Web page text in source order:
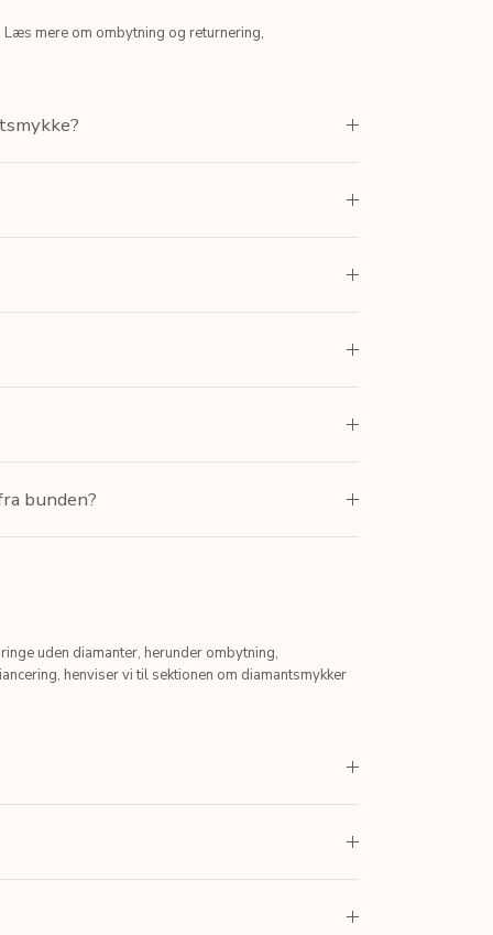
mere om ombytning og returnering,
bunden?
uden diamanter, herunder ombytning,
henviser vi til sektionen om diamantsmykker